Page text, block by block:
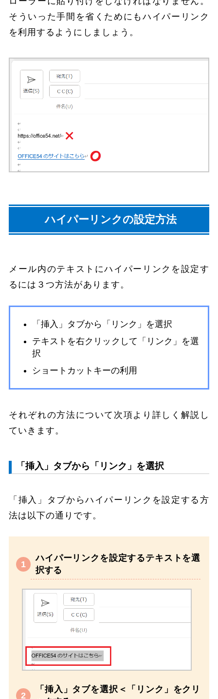
そういった手間を省くためにもハイパーリンク
を利用するようにしましょう。
ハイパーリンクの設定方法
メール内のテキストにハイパーリンクを設定す
るには３つ方法があります。
「挿入」タブから「リンク」を選択
テキストを右クリックして「リンク」を選
択
ショートカットキーの利用
それぞれの方法について次項より詳しく解説し
ていきます。
「挿入」タブから「リンク」を選択
「挿入」タブからハイパーリンクを設定する方
法は以下の通りです。
ハイパーリンクを設定するテキストを選
択する
「挿入」タブを選択＜「リンク」をクリ